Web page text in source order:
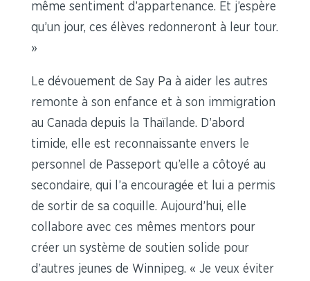
même sentiment d’appartenance. Et j’espère
qu’un jour, ces élèves redonneront à leur tour.
»
Le dévouement de Say Pa à aider les autres
remonte à son enfance et à son immigration
au Canada depuis la Thaïlande. D’abord
timide, elle est reconnaissante envers le
personnel de Passeport qu’elle a côtoyé au
secondaire, qui l’a encouragée et lui a permis
de sortir de sa coquille. Aujourd’hui, elle
collabore avec ces mêmes mentors pour
créer un système de soutien solide pour
d’autres jeunes de Winnipeg. « Je veux éviter